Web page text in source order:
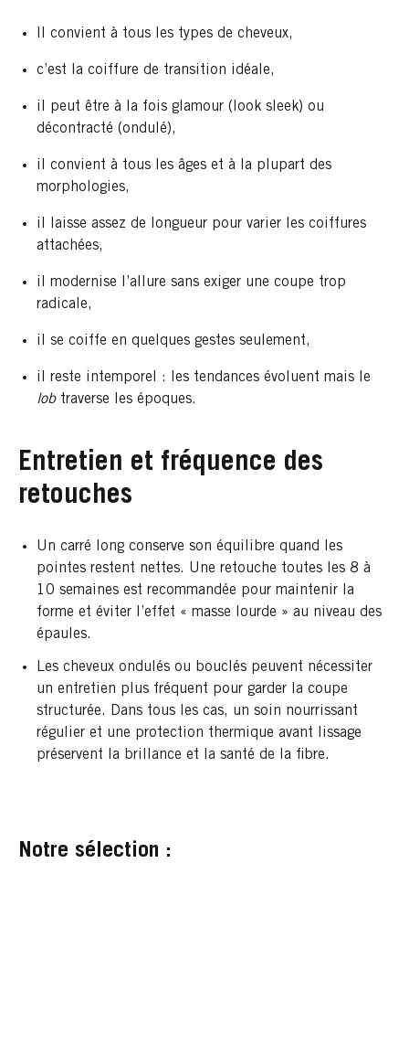
Il convient à tous les types de cheveux,
c’est la coiffure de transition idéale,
il peut être à la fois glamour (look sleek) ou
décontracté (ondulé),
il convient à tous les âges et à la plupart des
morphologies,
il laisse assez de longueur pour varier les coiffures
attachées,
il modernise l’allure sans exiger une coupe trop
radicale,
il se coiffe en quelques gestes seulement,
il reste intemporel : les tendances évoluent mais le
lob traverse les époques.
Entretien et fréquence des
retouches
Un carré long conserve son équilibre quand les
pointes restent nettes. Une retouche toutes les 8 à
10 semaines est recommandée pour maintenir la
forme et éviter l’effet « masse lourde » au niveau des
épaules.
Les cheveux ondulés ou bouclés peuvent nécessiter
un entretien plus fréquent pour garder la coupe
structurée. Dans tous les cas, un soin nourrissant
régulier et une protection thermique avant lissage
préservent la brillance et la santé de la fibre.
Notre sélection :